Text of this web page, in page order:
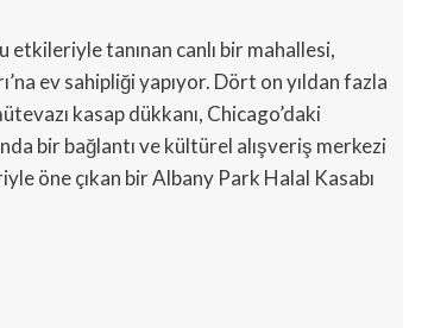
tanınan canlı bir mahallesi,
ev sahipliği yapıyor. Dört on yıldan fazla
kasap dükkanı, Chicago’daki
bir bağlantı ve kültürel alışveriş merkezi
öne çıkan bir Albany Park Halal Kasabı